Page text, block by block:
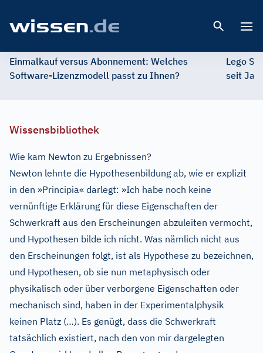
Einmalkauf versus Abonnement: Welches
Software-Lizenzmodell passt zu Ihnen?
Lego
seit
Wissensbibliothek
Wie kam Newton zu Ergebnissen?
Newton lehnte die Hypothesenbildung ab, wie er explizit
in den »Principia« darlegt: »Ich habe noch keine
vernünftige Erklärung für diese Eigenschaften der
Schwerkraft aus den Erscheinungen abzuleiten vermocht,
und Hypothesen bilde ich nicht. Was nämlich nicht aus
den Erscheinungen folgt, ist als Hypothese zu bezeichnen,
und Hypothesen, ob sie nun metaphysisch oder
physikalisch oder über verborgene Eigenschaften oder
mechanisch sind, haben in der Experimentalphysik
keinen Platz (…). Es genügt, dass die Schwerkraft
tatsächlich existiert, nach den von mir dargelegten